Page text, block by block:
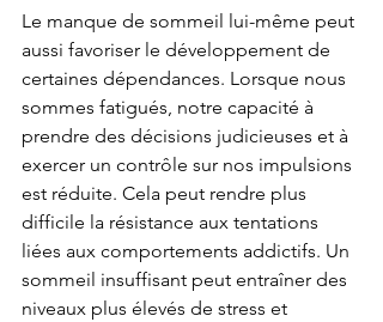
Le manque de sommeil lui-même peut
aussi favoriser le développement de
certaines dépendances. Lorsque nous
sommes fatigués, notre capacité à
prendre des décisions judicieuses et à
exercer un contrôle sur nos impulsions
est réduite. Cela peut rendre plus
difficile la résistance aux tentations
liées aux comportements addictifs. Un
sommeil insuffisant peut entraîner des
niveaux plus élevés de stress et